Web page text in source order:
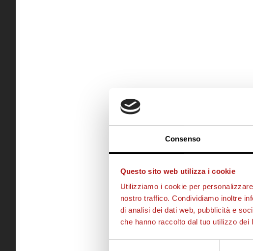
Consenso
Questo sito web utilizza i cookie
Utilizziamo i cookie per
nostro traffico. Condividiamo inoltre
di analisi dei dati web, pubblicità e
che hanno raccolto dal tuo utilizzo dei